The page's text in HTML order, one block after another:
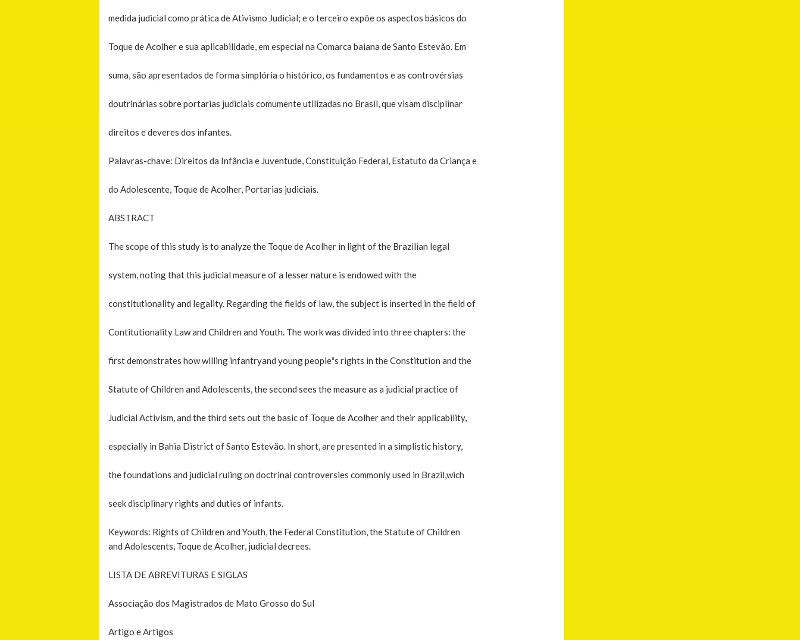
medida judicial como prática de Ativismo Judicial; e o terceiro expõe os aspectos básicos do
Toque de Acolher e sua aplicabilidade, em especial na Comarca baiana de Santo Estevão. Em
suma, são apresentados de forma simplória o histórico, os fundamentos e as controvérsias
doutrinárias sobre portarias judiciais comumente utilizadas no Brasil, que visam disciplinar
direitos e deveres dos infantes.
Palavras-chave: Direitos da Infância e Juventude, Constituição Federal, Estatuto da Criança e
do Adolescente, Toque de Acolher, Portarias judiciais.
ABSTRACT
The scope of this study is to analyze the Toque de Acolher in light of the Brazilian legal
system, noting that this judicial measure of a lesser nature is endowed with the
constitutionality and legality. Regarding the fields of law, the subject is inserted in the field of
Contitutionality Law and Children and Youth. The work was divided into three chapters: the
first demonstrates how willing infantryand young people‟s rights in the Constitution and the
Statute of Children and Adolescents, the second sees the measure as a judicial practice of
Judicial Activism, and the third sets out the basic of Toque de Acolher and their applicability,
especially in Bahia District of Santo Estevão. In short, are presented in a simplistic history,
the foundations and judicial ruling on doctrinal controversies commonly used in Brazil,wich
seek disciplinary rights and duties of infants.
Keywords: Rights of Children and Youth, the Federal Constitution, the Statute of Children
and Adolescents, Toque de Acolher, judicial decrees.
LISTA DE ABREVITURAS E SIGLAS
Associação dos Magistrados de Mato Grosso do Sul
Artigo e Artigos